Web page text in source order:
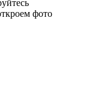
фото